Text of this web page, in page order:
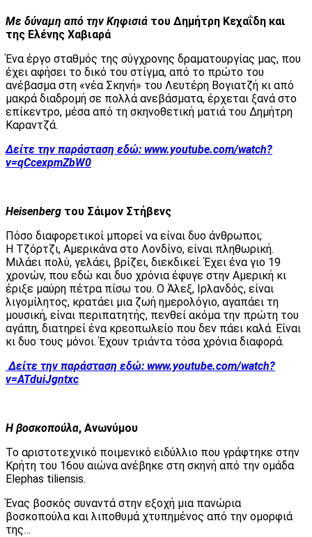
Με δύναμη από την Κηφισιά του Δημήτρη Κεχαΐδη και
της Ελένης Χαβιαρά
Ένα έργο σταθμός της σύγχρονης δραματουργίας μας, που
έχει αφήσει το δικό του στίγμα, από το πρώτο του
ανέβασμα στη «νέα Σκηνή» του Λευτέρη Βογιατζή κι από
μακρά διαδρομή σε πολλά ανεβάσματα, έρχεται ξανά στο
επίκεντρο, μέσα από τη σκηνοθετική ματιά του Δημήτρη
Καραντζά.
Δείτε την παράσταση εδώ: www.youtube.com/watch?
v=qCcexpmZbW0
Heisenberg του Σάιμον Στήβενς
Πόσο διαφορετικοί μπορεί να είναι δυο άνθρωποι;
Η Τζόρτζι, Αμερικάνα στο Λονδίνο, είναι πληθωρική.
Μιλάει πολύ, γελάει, βρίζει, διεκδικεί. Έχει ένα γιο 19
χρονών, που εδώ και δυο χρόνια έφυγε στην Αμερική κι
έριξε μαύρη πέτρα πίσω του. Ο Άλεξ, Ιρλανδός, είναι
λιγομίλητος, κρατάει μια ζωή ημερολόγιο, αγαπάει τη
μουσική, είναι περιπατητής, πενθεί ακόμα την πρώτη του
αγάπη, διατηρεί ένα κρεοπωλείο που δεν πάει καλά. Είναι
κι δυο τους μόνοι. Έχουν τριάντα τόσα χρόνια διαφορά.
Δείτε την παράσταση εδώ: www.youtube.com/watch?
v=ATduiJgntxc
Η βοσκοπούλα, Ανωνύμου
Το αριστοτεχνικό ποιμενικό ειδύλλιο που γράφτηκε στην
Κρήτη του 16ου αιώνα ανέβηκε στη σκηνή από την ομάδα
Elephas tiliensis.
Ένας βοσκός συναντά στην εξοχή μια πανώρια
βοσκοπούλα και λιποθυμά χτυπημένος από την ομορφιά
της…